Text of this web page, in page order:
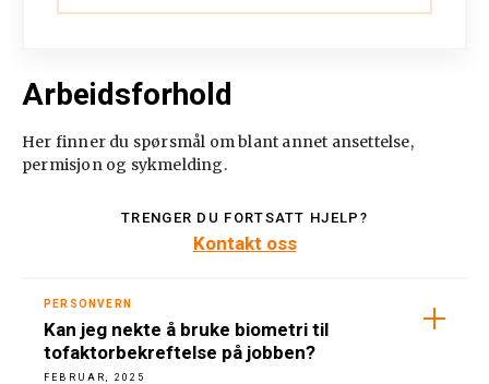
Livsfasetiltak
Midlertidig ansettelse
Permisjon
Arbeidsforhold
Her finner du spørsmål om blant annet ansettelse,
permisjon og sykmelding.
TRENGER DU FORTSATT HJELP?
Kontakt oss
PERSONVERN
Kan jeg nekte å bruke biometri til
tofaktorbekreftelse på jobben?
FEBRUAR, 2025